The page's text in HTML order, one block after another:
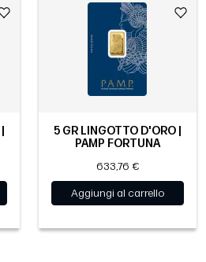
5 GR LINGOTTO D'ORO |
PAMP FORTUNA
633,76 €
Aggiungi al carrello